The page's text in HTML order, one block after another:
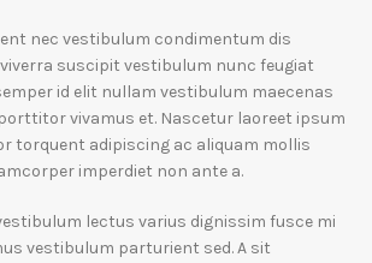
nec vestibulum condimentum dis
suscipit vestibulum nunc feugiat
id elit nullam vestibulum maecenas
vivamus et. Nascetur laoreet ipsum
torquent adipiscing ac aliquam mollis
imperdiet non ante a.
lectus varius dignissim fusce mi
vestibulum parturient sed. A sit